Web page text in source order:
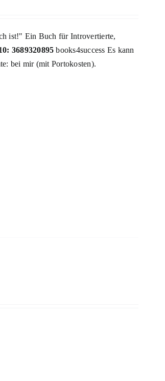
ist!" Ein Buch für Introvertierte,
3689320895 books4success Es kann
bei mir (mit Portokosten).